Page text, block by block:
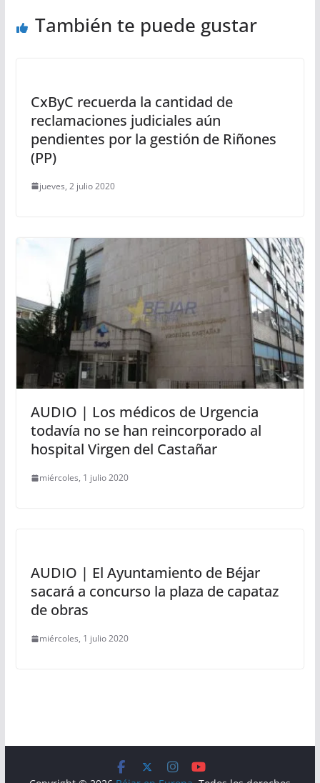
También te puede gustar
CxByC recuerda la cantidad de
reclamaciones judiciales aún
pendientes por la gestión de Riñones
(PP)
jueves, 2 julio 2020
AUDIO | Los médicos de Urgencia
todavía no se han reincorporado al
hospital Virgen del Castañar
miércoles, 1 julio 2020
AUDIO | El Ayuntamiento de Béjar
sacará a concurso la plaza de capataz
de obras
miércoles, 1 julio 2020